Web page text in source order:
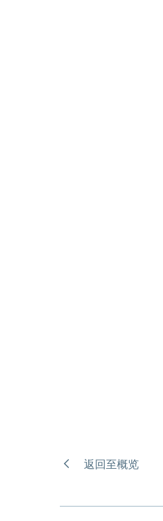
返回至概览